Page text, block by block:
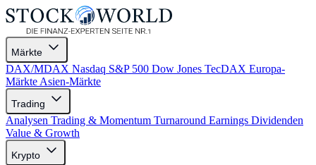
Märkte
DAX/MDAX Nasdaq S&P 500 Dow Jones TecDAX Europa-
Märkte Asien-Märkte
Trading
Analysen Trading & Momentum Turnaround Earnings Dividenden
Value & Growth
Krypto